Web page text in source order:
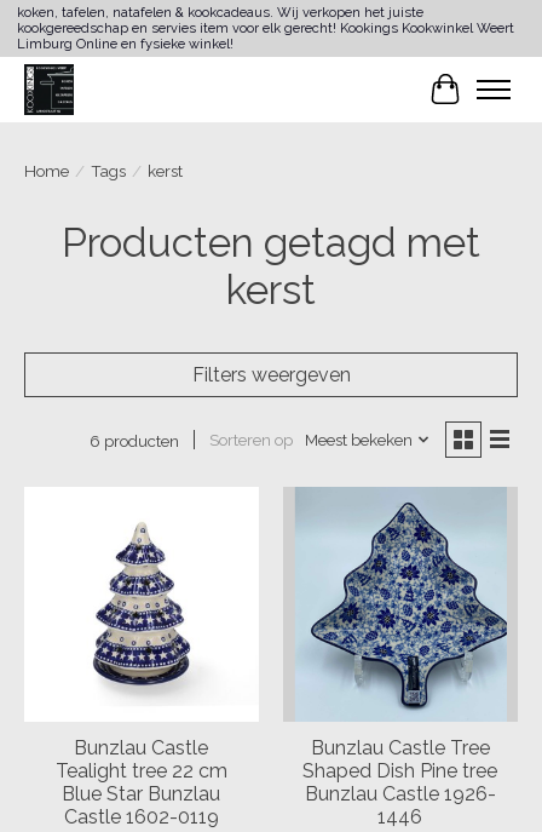
koken, tafelen, natafelen & kookcadeaus. Wij verkopen het juiste
kookgereedschap en servies item voor elk gerecht! Kookings Kookwinkel Weert
Limburg Online en fysieke winkel!
Home / Tags / kerst
Producten getagd met
kerst
Filters weergeven
6 producten Sorteren op Meest bekeken
Bunzlau Castle
Tealight tree 22 cm
Blue Star Bunzlau
Castle 1602-0119
Bunzlau Castle Tree
Shaped Dish Pine tree
Bunzlau Castle 1926-
1446